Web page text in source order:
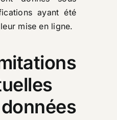
ayant été
mise en ligne.